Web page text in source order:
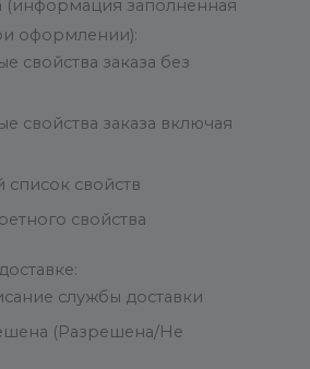
(информация заполненная
оформлении):
свойства заказа без
свойства заказа включая
свойств
свойства
службы доставки
(Разрешена/Не